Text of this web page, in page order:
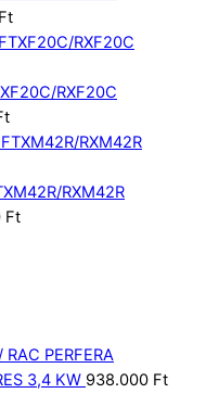
Ft
RXF20C
RXM42R
Ft
PERFERA
3,4 KW 938.000 Ft